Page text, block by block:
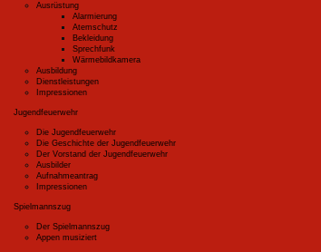
Ausrüstung
Alarmierung
Atemschutz
Bekleidung
Sprechfunk
Wärmebildkamera
Ausbildung
Dienstleistungen
Impressionen
Jugendfeuerwehr
Die Jugendfeuerwehr
Die Geschichte der Jugendfeuerwehr
Der Vorstand der Jugendfeuerwehr
Ausbilder
Aufnahmeantrag
Impressionen
Spielmannszug
Der Spielmannszug
Appen musiziert